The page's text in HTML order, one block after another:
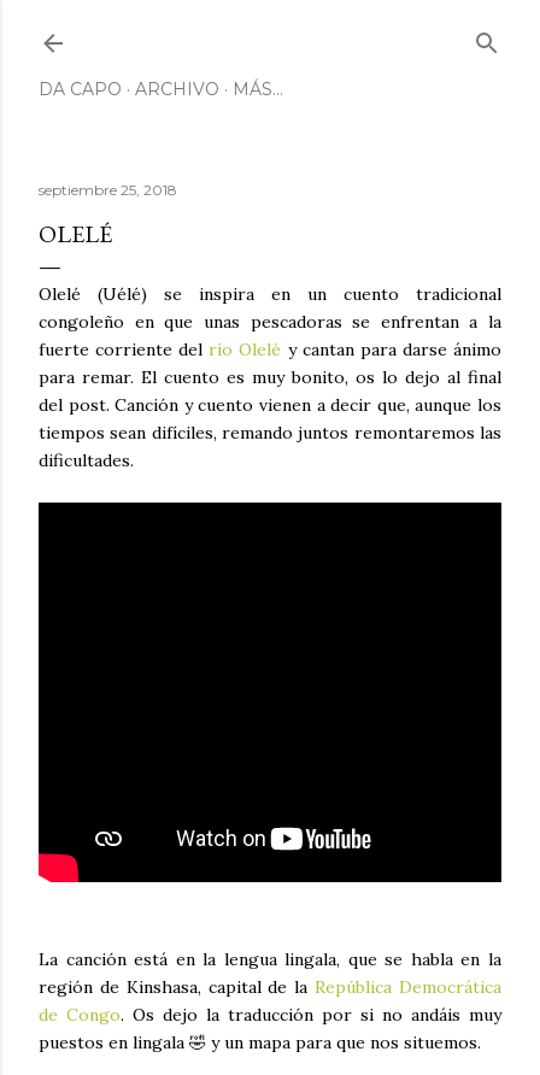
DA CAPO ARCHIVO MÁS…
septiembre 25, 2018
OLELÉ
Olelé (Uélé) se inspira en un cuento tradicional
congoleño en que unas pescadoras se enfrentan a la
fuerte corriente delrío Olelé y cantan para darse ánimo
para remar. El cuento es muy bonito, os lo dejo al final
del post. Canción y cuento vienen a decir que, aunque los
tiempos sean difíciles, remando juntos remontaremos las
dificultades.
La canción está en la lengua lingala, que se habla en la
región de Kinshasa, capital de laRepública Democrática
de Congo. Os dejo la traducción por si no andáis muy
puestos en lingala 🤣 y un mapa para que nos situemos.